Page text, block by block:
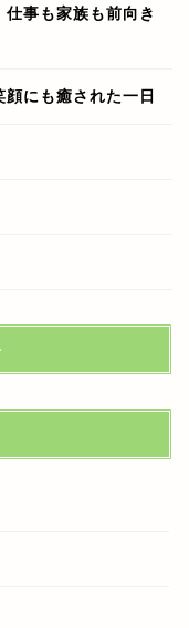
事も家族も前向き
にも癒された一日